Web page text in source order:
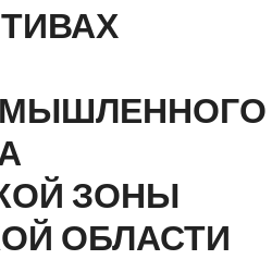
ЗОНЫ
ОБЛАСТИ